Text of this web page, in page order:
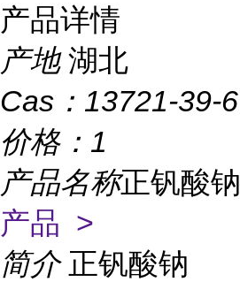
产品详情
产地 湖北
Cas： 13721-39-6
价格： 1
产品名称正钒酸钠
产品 >
简介 正钒酸钠